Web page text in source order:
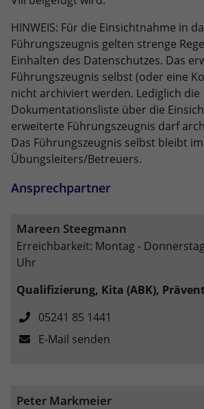
HINWEIS: Für die Einsichtnahme in
Führungszeugnis gelten strenge
Einhalten des Datenschutzes. Das
Führungszeugnis selbst (oder eine
nicht archiviert werden. Lediglich die
Dokumentationsliste über die
erweiterte Führungszeugnis darf
Das Führungszeugnis selbst bleibt
Übungsleiters/Betreuers.
Ansprechpartner
Mareen Steegmann
Erreichbarkeit: Montag -
Uhr
Qualifizierung, Kita (ABK),
05241 85 1441
E-Mail senden
Peter Markmeier
Zweck
und nutzt dazu den
Google Tag Manager,
Anzeigenplatzierung zu
Name _ga_FPMZ1SHST6
Anbieter Google LLC
Laufzeit 2 Jahre
Wird verwendet, um